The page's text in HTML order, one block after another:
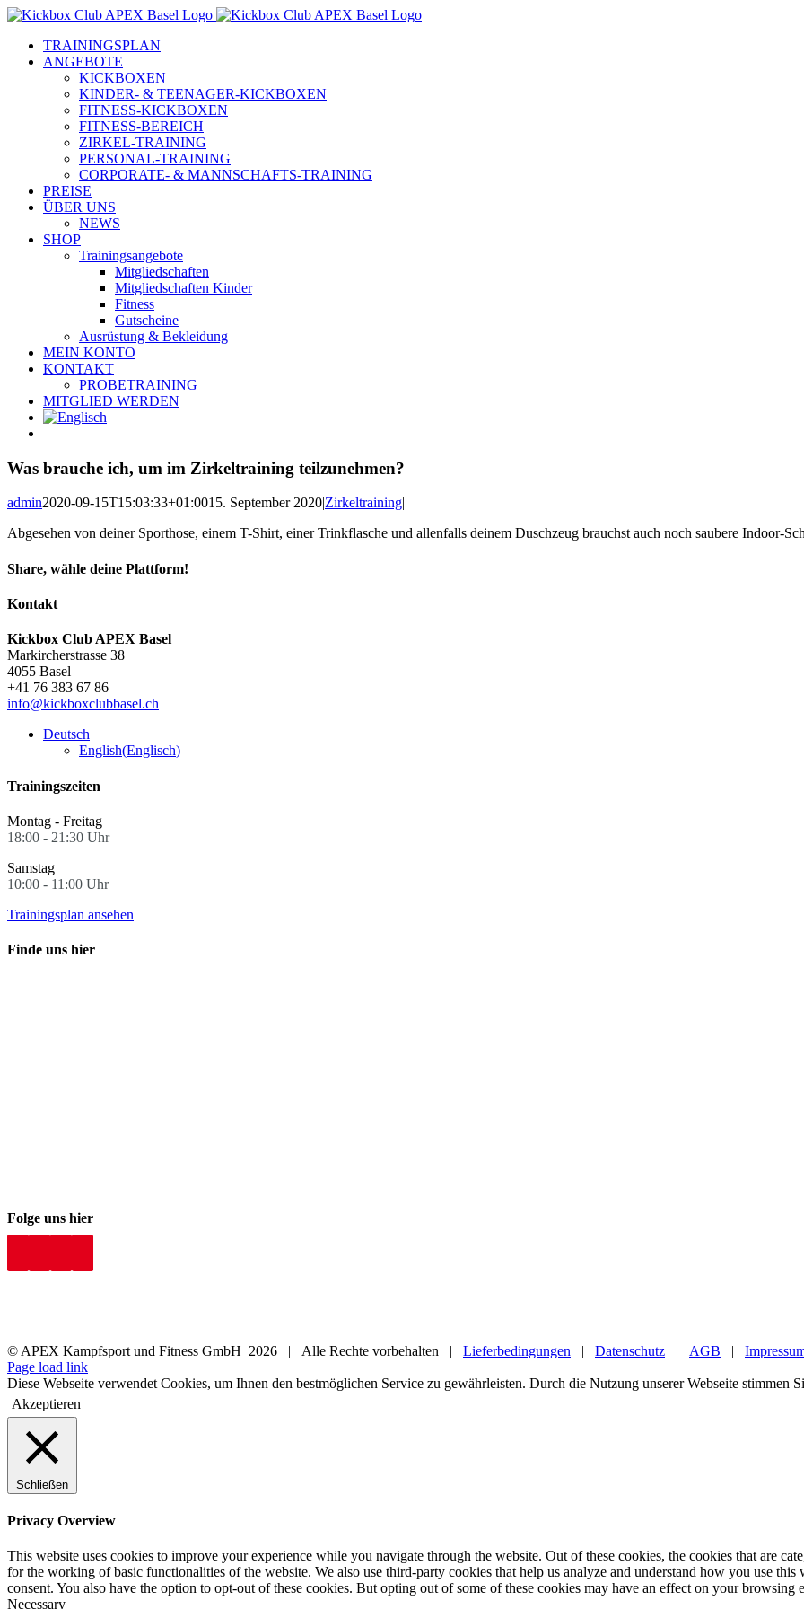
Zum
springenTRAININGSPLAN
ANGEBOTE
KICKBOXEN
KINDER- & TEENAGER-KICKBOXEN
FITNESS-KICKBOXEN
FITNESS-BEREICH
ZIRKEL-TRAINING
PERSONAL-TRAINING
CORPORATE- & MANNSCHAFTS-TRAINING
PREISE
ÜBER UNS
NEWS
SHOP
Trainingsangebote
Mitgliedschaften
Mitgliedschaften Kinder
Fitness
Gutscheine
Ausrüstung & Bekleidung
MEIN KONTO
KONTAKT
PROBETRAINING
MITGLIED WERDEN
Was brauche ich, um im Zirkeltraining teilzunehmen?
admin2020-09-15T15:03:33+01:0015. September 2020|Zirkeltraining|
Abgesehen von deiner Sporthose, einem T-Shirt, einer Trinkflasche und allenfalls deinem Duschzeug brauchst auch noch saubere Indoor-
Share, wähle deine Plattform!
Facebook
X
Reddit
LinkedIn
Pinterest
E-
Kontakt
Kickbox Club APEX Basel
Markircherstrasse 38
4055 Basel
+41 76 383 67 86
info@kickboxclubbasel.ch
Deutsch
English(Englisch)
Trainingszeiten
Montag - Freitag
18:00 - 21:30 Uhr
Samstag
10:00 - 11:00 Uhr
Trainingsplan ansehen
Finde uns hier
Folge uns hier
© APEX Kampfsport und Fitness GmbH 2026 | Alle Rechte vorbehalten | Lieferbedingungen | Datenschutz | AGB |
Page load link
Diese Webseite verwendet Cookies, um Ihnen den bestmöglichen Service zu gewährleisten. Durch die Nutzung unserer Webseite stimmen
Akzeptieren
Schließen
Privacy Overview
This website uses cookies to improve your experience while you navigate through the website. Out of these cookies, the cookies that are
for the working of basic functionalities of the website. We also use third-party cookies that help us analyze and understand how you use
consent. You also have the option to opt-out of these cookies. But opting out of some of these cookies may have an effect on your browsing
Necessary